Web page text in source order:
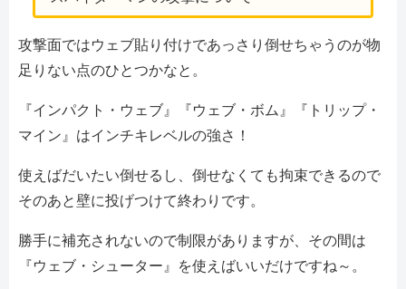
攻撃面ではウェブ貼り付けであっさり倒せちゃうのが物
足りない点のひとつかなと。
『インパクト・ウェブ』『ウェブ・ボム』『トリップ・
マイン』はインチキレベルの強さ！
使えばだいたい倒せるし、倒せなくても拘束できるので
そのあと壁に投げつけて終わりです。
勝手に補充されないので制限がありますが、その間は
『ウェブ・シューター』を使えばいいだけですね～。